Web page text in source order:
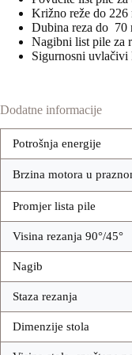
Križno reže do 226
Dubina reza do 70
Nagibni list pile za
Sigurnosni
Dodatne informacije
Potrošnja energije
Brzina motora u
Promjer lista pile
Visina rezanja 90°/45°
Nagib
Staza rezanja
Dimenzije stola